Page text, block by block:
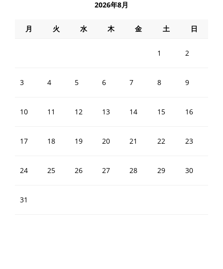
2026年8月
月 火 水 木 金 土 日
1 2
3 4 5 6 7 8 9
10 11 12 13 14 15 16
17 18 19 20 21 22 23
24 25 26 27 28 29 30
31